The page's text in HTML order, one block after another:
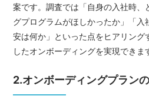
案です。調査では「自身の入社時、
グプログラムがほしかったか」「入
安は何か」といった点をヒアリング
したオンボーディングを実現できま
2.オンボーディングプラン